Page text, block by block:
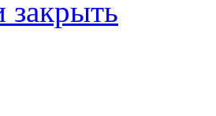
закрыть